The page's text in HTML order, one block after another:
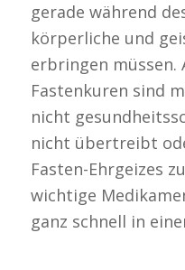
gerade während
körperliche und
erbringen müssen.
Fastenkuren sind
nicht
nicht übertreibt
Fasten-Ehrgeizes
wichtige
ganz schnell in